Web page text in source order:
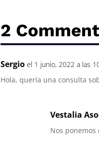
2
Sergio el 1 junio, 2022 a las
Hola, quería una consulta
Vestalia
Nos